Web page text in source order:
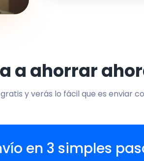
a ahorrar
y verás lo fácil que es enviar
en 3 simples